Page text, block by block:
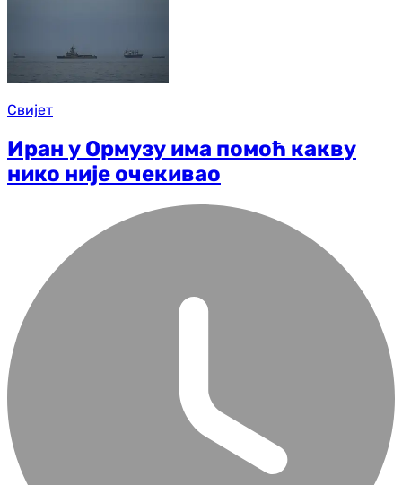
Свијет
Иран у Ормузу има помоћ какву
нико није очекивао